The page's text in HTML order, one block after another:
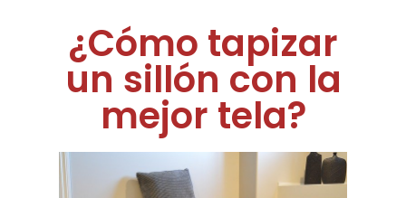
¿Cómo tapizar
un sillón con la
mejor tela?